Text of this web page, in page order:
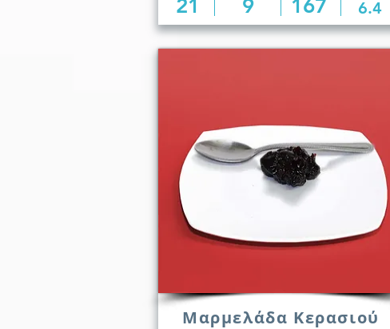
21 9 167 6.4
Μαρμελάδα Κερασιού